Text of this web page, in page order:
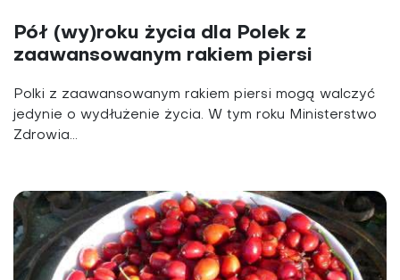
Pół (wy)roku życia dla Polek z
zaawansowanym rakiem piersi
Polki z zaawansowanym rakiem piersi mogą walczyć
jedynie o wydłużenie życia. W tym roku Ministerstwo
Zdrowia...